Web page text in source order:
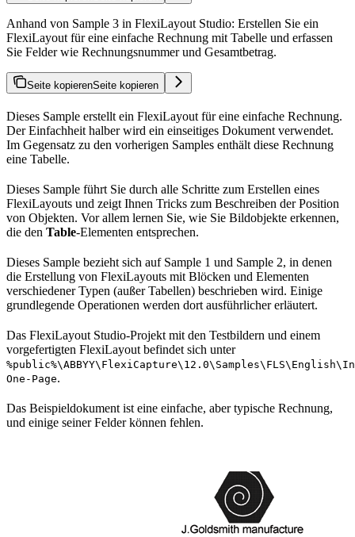
Anhand von Sample 3 in FlexiLayout Studio: Erstellen Sie ein
FlexiLayout für eine einfache Rechnung mit Tabelle und erfassen
Sie Felder wie Rechnungsnummer und Gesamtbetrag.
Seite kopierenSeite kopieren
Dieses Sample erstellt ein FlexiLayout für eine einfache Rechnung.
Der Einfachheit halber wird ein einseitiges Dokument verwendet.
Im Gegensatz zu den vorherigen Samples enthält diese Rechnung
eine Tabelle.
Dieses Sample führt Sie durch alle Schritte zum Erstellen eines
FlexiLayouts und zeigt Ihnen Tricks zum Beschreiben der Position
von Objekten. Vor allem lernen Sie, wie Sie Bildobjekte erkennen,
die den Table-Elementen entsprechen.
Dieses Sample bezieht sich auf Sample 1 und Sample 2, in denen
die Erstellung von FlexiLayouts mit Blöcken und Elementen
verschiedener Typen (außer Tabellen) beschrieben wird. Einige
grundlegende Operationen werden dort ausführlicher erläutert.
Das FlexiLayout Studio-Projekt mit den Testbildern und einem
vorgefertigten FlexiLayout befindet sich unter
One-Page.
Das Beispieldokument ist eine einfache, aber typische Rechnung,
und einige seiner Felder können fehlen.